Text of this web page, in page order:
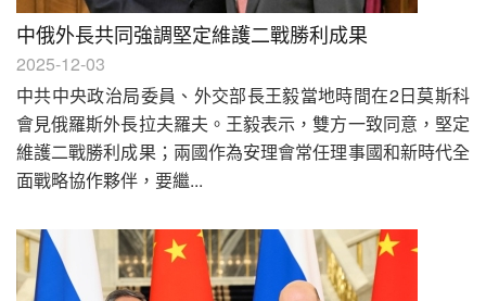
中俄外長共同強調堅定維護二戰勝利成果
2025-12-03
中共中央政治局委員、外交部長王毅當地時間在2日莫斯科
會見俄羅斯外長拉夫羅夫。王毅表示，雙方一致同意，堅定
維護二戰勝利成果；兩國作為安理會常任理事國和新時代全
面戰略協作夥伴，要繼...